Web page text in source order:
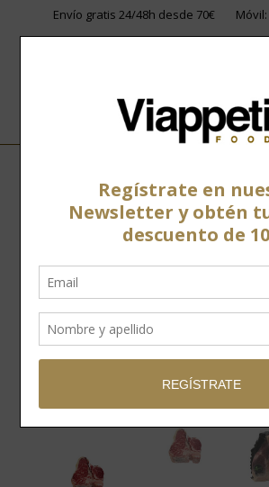
Envío gratis 24/48h desde 70€ Móvil: